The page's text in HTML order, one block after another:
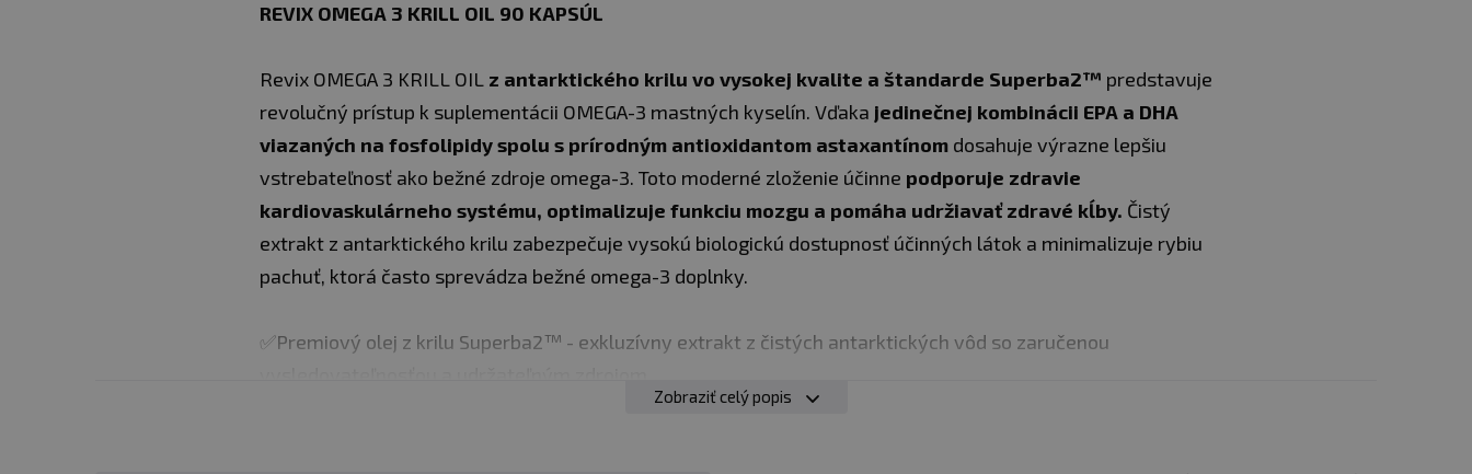
REVIX OMEGA 3 KRILL OIL 90 KAPSÚL
Revix OMEGA 3 KRILL OIL z antarktického krilu vo vysokej kvalite a štandarde Superba2™ predstavuje
revolučný prístup k suplementácii OMEGA-3 mastných kyselín. Vďaka jedinečnej kombinácii EPA a DHA
viazaných na fosfolipidy spolu s prírodným antioxidantom astaxantínom dosahuje výrazne lepšiu
vstrebateľnosť ako bežné zdroje omega-3. Toto moderné zloženie účinne podporuje zdravie
kardiovaskulárneho systému, optimalizuje funkciu mozgu a pomáha udržiavať zdravé kĺby. Čistý
extrakt z antarktického krilu zabezpečuje vysokú biologickú dostupnosť účinných látok a minimalizuje rybiu
pachuť, ktorá často sprevádza bežné omega-3 doplnky.
✅Premiový olej z krilu Superba2™ - exkluzívny extrakt z čistých antarktických vôd so zaručenou
✅Silný srdcový a cievny systém - EPA a DHA omega-3 mastné kyseliny aktívne podporujú zdravú hladinu
Zobraziť celý popis